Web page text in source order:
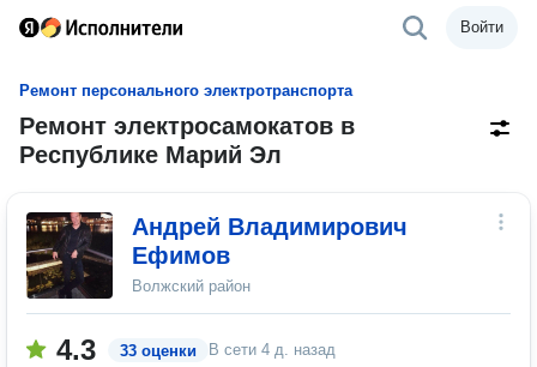
Войти
Ремонт персонального электротранспорта
Ремонт электросамокатов в
Республике Марий Эл
Андрей Владимирович
Ефимов
Волжский район
4.3 33 оценки В сети 4 д. назад